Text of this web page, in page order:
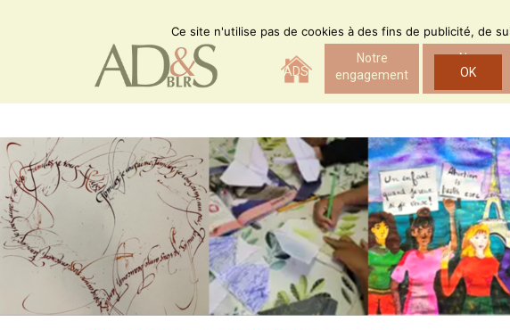
ADS
Notre
engagement
Nos
actions
Ce site n'utilise pas de cookies à des fins de publicité, de
OK